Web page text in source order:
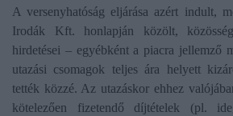
A versenyhatóság eljárása azért indult,
Irodák Kft. honlapján közölt,
hirdetései – egyébként a piacra jellemző
utazási csomagok teljes ára helyett
tették közzé. Az utazáskor ehhez
kötelezően fizetendő díjtételek (pl.